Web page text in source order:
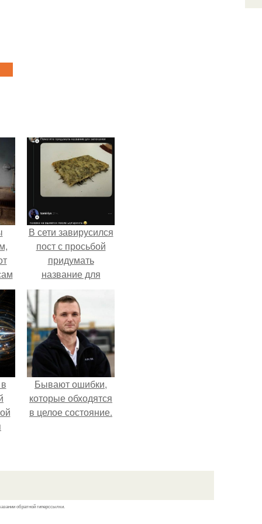
В сети завирусился
пост с просьбой
придумать
название для
домашней
запеканки.
Бывают ошибки,
которые обходятся
в целое состояние.
обратной гиперссылки.